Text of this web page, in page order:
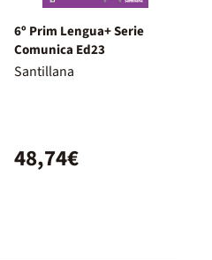
6º Prim Lengua+ Serie
Comunica Ed23
Santillana
48,74€